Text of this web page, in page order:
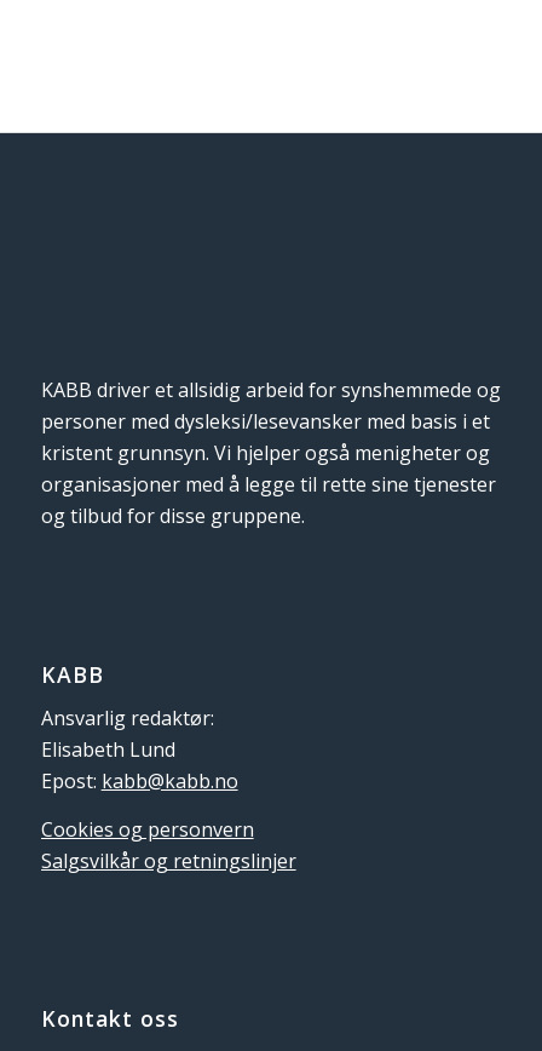
KABB driver et allsidig arbeid for synshemmede og
personer med dysleksi/lesevansker med basis i et
kristent grunnsyn. Vi hjelper også menigheter og
organisasjoner med å legge til rette sine tjenester
og tilbud for disse gruppene.
KABB
Ansvarlig redaktør:
Elisabeth Lund
Epost: kabb@kabb.no
Cookies og personvern
Salgsvilkår og retningslinjer
Kontakt oss